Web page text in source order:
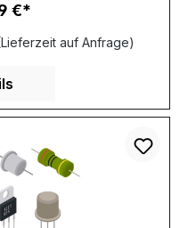
Preis:
€
auf Anfrage)